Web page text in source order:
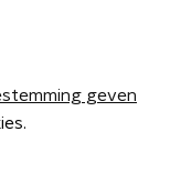
geven